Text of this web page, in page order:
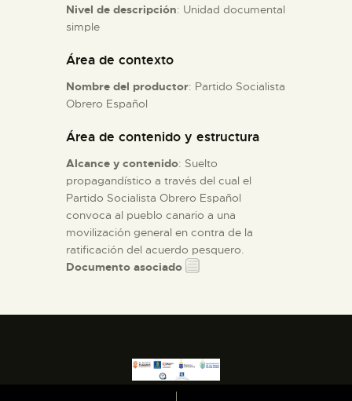
ESPAÑOL
Nivel de descripción: Unidad documental
simple
Área de contexto
Nombre del productor: Partido Socialista
Obrero Español
Área de contenido y estructura
Alcance y contenido: Suelto
propagandístico a través del cual el
Partido Socialista Obrero Español
convoca al pueblo canario a una
movilización general en contra de la
ratificación del acuerdo pesquero.
Documento asociado